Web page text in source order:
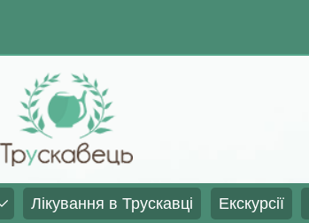
Лікування в Трускавці Екскурсії